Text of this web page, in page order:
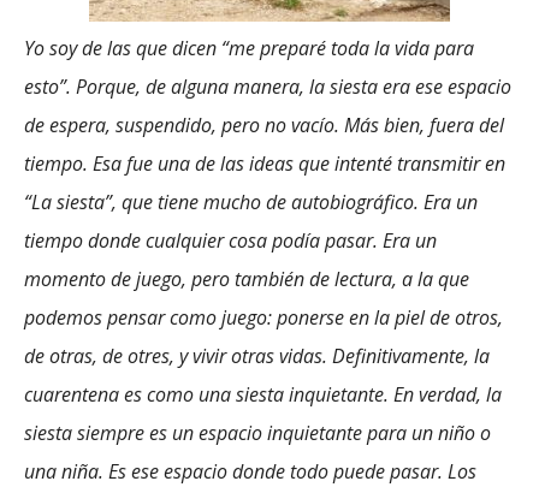
Yo soy de las que dicen “me preparé toda la vida para
esto”. Porque, de alguna manera, la siesta era ese espacio
de espera, suspendido, pero no vacío. Más bien, fuera del
tiempo. Esa fue una de las ideas que intenté transmitir en
“La siesta”, que tiene mucho de autobiográfico. Era un
tiempo donde cualquier cosa podía pasar. Era un
momento de juego, pero también de lectura, a la que
podemos pensar como juego: ponerse en la piel de otros,
de otras, de otres, y vivir otras vidas. Definitivamente, la
cuarentena es como una siesta inquietante. En verdad, la
siesta siempre es un espacio inquietante para un niño o
una niña. Es ese espacio donde todo puede pasar. Los